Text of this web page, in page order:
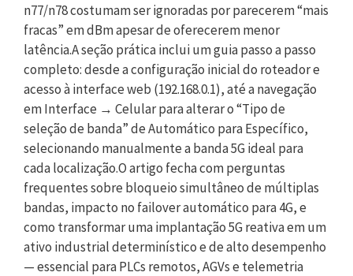
n77/n78 costumam ser ignoradas por parecerem “mais
fracas” em dBm apesar de oferecerem menor
latência.A seção prática inclui um guia passo a passo
completo: desde a configuração inicial do roteador e
acesso à interface web (192.168.0.1), até a navegação
em Interface → Celular para alterar o “Tipo de
seleção de banda” de Automático para Específico,
selecionando manualmente a banda 5G ideal para
cada localização.O artigo fecha com perguntas
frequentes sobre bloqueio simultâneo de múltiplas
bandas, impacto no failover automático para 4G, e
como transformar uma implantação 5G reativa em um
ativo industrial determinístico e de alto desempenho
— essencial para PLCs remotos, AGVs e telemetria